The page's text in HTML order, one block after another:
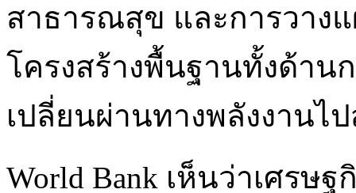
สาธารณสุข และการวาง
โครงสร้างพื้นฐานทั้งด้าน
เปลี่ยนผ่านทางพลังงานไป
World Bank เห็นว่าเศรษ